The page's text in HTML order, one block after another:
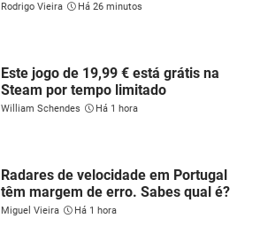
Rodrigo Vieira Há 26 minutos
Este jogo de 19,99 € está grátis na
Steam por tempo limitado
William Schendes Há 1 hora
Radares de velocidade em Portugal
têm margem de erro. Sabes qual é?
Miguel Vieira Há 1 hora